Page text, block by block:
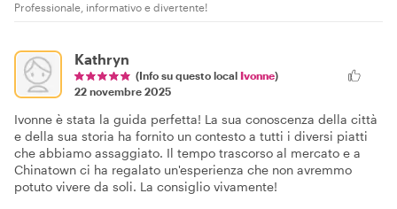
Professionale, informativo e divertente!
Kathryn
(Info su questo local Ivonne)
22 novembre 2025
Ivonne è stata la guida perfetta! La sua conoscenza della città
e della sua storia ha fornito un contesto a tutti i diversi piatti
che abbiamo assaggiato. Il tempo trascorso al mercato e a
Chinatown ci ha regalato un'esperienza che non avremmo
potuto vivere da soli. La consiglio vivamente!